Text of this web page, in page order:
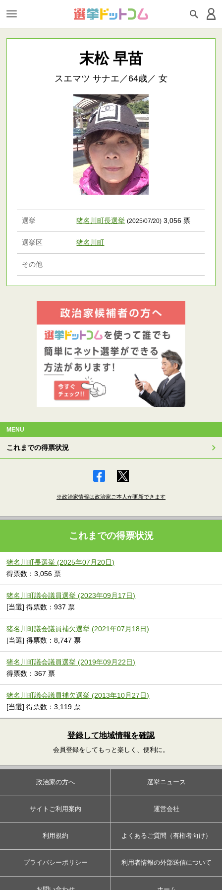
末松 早苗
スエマツ サナエ／64歳／ 女
選挙 猪名川町長選挙 (2025/07/20) 3,056 票
選挙区 猪名川町
その他
MENU
これまでの得票状況
※政治家情報は政治家ご本人が更新できます
これまでの得票状況
猪名川町長選挙 (2025年07月20日)
得票数：3,056 票
猪名川町議会議員選挙 (2023年09月17日)
[当選] 得票数：937 票
猪名川町議会議員補欠選挙 (2021年07月18日)
[当選] 得票数：8,747 票
猪名川町議会議員選挙 (2019年09月22日)
得票数：367 票
猪名川町議会議員補欠選挙 (2013年10月27日)
[当選] 得票数：3,119 票
登録して地域情報を確認
会員登録をしてもっと楽しく、便利に。
政治家の方へ 選挙ニュース
サイトご利用案内 運営会社
利用規約 よくあるご質問（有権者向け）
プライバシーポリシー 利用者情報の外部送信について